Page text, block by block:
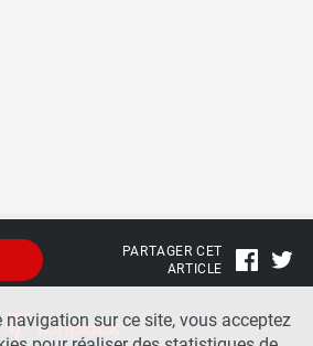
PARTAGER CET
ARTICLE
navigation sur ce site, vous acceptez